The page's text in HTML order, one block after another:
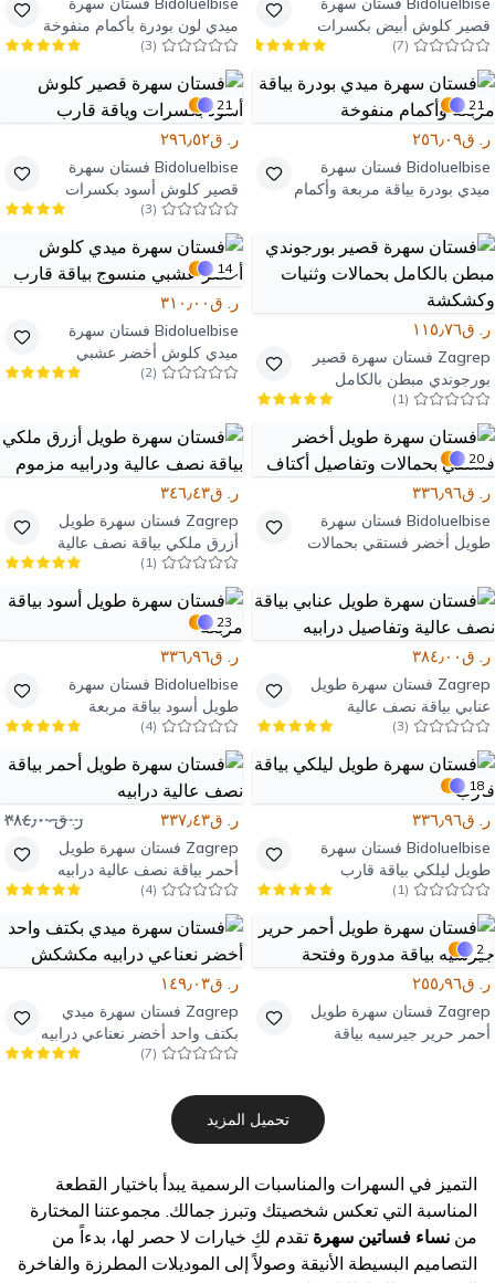
قصير كلوش أبيض بكسرات
وتفاصيل كشكشة
(
7
)
ميدي لون بودرة بأكمام منفوخة
وحزام
(
3
)
21
ر. ق٢٥٦٫٠٩
Bidoluelbise فستان سهرة
ميدي بودرة بياقة مربعة وأكمام
21
ر. ق٢٩٦٫٥٢
Bidoluelbise فستان سهرة
قصير كلوش أسود بكسرات
وياقة قارب
(
3
)
ر. ق١١٥٫٧٦
Zagrep فستان سهرة قصير
بورجوندي مبطن بالكامل
بحمالات وثنيات وكشكشة
(
1
)
14
ر. ق٣١٠٫٠٠
Bidoluelbise فستان سهرة
ميدي كلوش أخضر عشبي
منسوج بياقة قارب
(
2
)
20
ر. ق٣٣٦٫٩٦
Bidoluelbise فستان سهرة
طويل أخضر فستقي بحمالات
ر. ق٣٤٦٫٤٣
Zagrep فستان سهرة طويل
أزرق ملكي بياقة نصف عالية
ودرابيه مزموم
(
1
)
ر. ق٣٨٤٫٠٠
Zagrep فستان سهرة طويل
عنابي بياقة نصف عالية
وتفاصيل درابيه
(
3
)
23
ر. ق٣٣٦٫٩٦
Bidoluelbise فستان سهرة
طويل أسود بياقة مربعة
(
4
)
18
ر. ق٣٣٦٫٩٦
Bidoluelbise فستان سهرة
طويل ليلكي بياقة قارب
(
1
)
ر. ق٣٣٧٫٤٣ ر. ق٣٨٤٫٠٠
Zagrep فستان سهرة طويل
أحمر بياقة نصف عالية درابيه
(
4
)
2
ر. ق٢٥٥٫٩٦
Zagrep فستان سهرة طويل
أحمر حرير جيرسيه بياقة
ر. ق١٤٩٫٠٣
Zagrep فستان سهرة ميدي
بكتف واحد أخضر نعناعي درابيه
مكشكش
(
7
)
تحميل المزيد
التميز في السهرات والمناسبات الرسمية يبدأ باختيار القطعة
المناسبة التي تعكس شخصيتك وتبرز جمالك. مجموعتنا المختارة
من نساء فساتين سهرة تقدم لكِ خيارات لا حصر لها، بدءاً من
التصاميم البسيطة الأنيقة وصولاً إلى الموديلات المطرزة والفاخرة